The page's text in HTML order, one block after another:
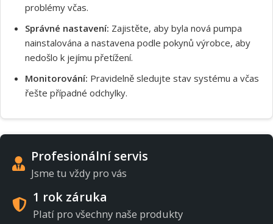
problémy včas.
Správné nastavení: Zajistěte, aby byla nová pumpa
nainstalována a nastavena podle pokynů výrobce, aby
nedošlo k jejímu přetížení.
Monitorování: Pravidelně sledujte stav systému a včas
řešte případné odchylky.
Profesionální servis
Jsme tu vždy pro vás
1 rok záruka
Platí pro všechny naše produkty